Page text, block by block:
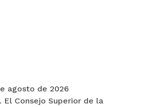
agosto de 2026
El Consejo Superior de la